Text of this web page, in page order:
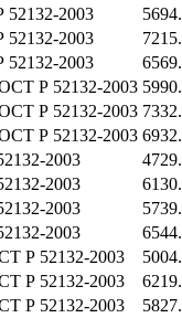
2003
2003
2003
Р 52132-2003
Р 52132-2003
Р 52132-2003
2003
2003
2003
2003
Р 52132-2003
Р 52132-2003
Р 52132-2003